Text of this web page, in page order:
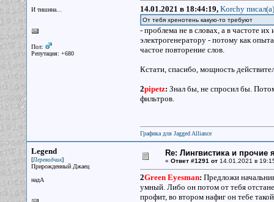
И тишина...
Пол:
Репутация: +680
14.01.2021 в 18:44:19, Korchy писал(a)
От тебя хренотень какую-то требуют
- проблема не в словах, а в частоте
электрогенератору - потому как
частое повторение слов.
Кстати, спасибо, мощность
2pipetz: Знал бы, не спросил бы.
фильтров.
Графика для Jagged Alliance
Legend
[Переводчик]
Прирожденный Джаец
надА
Re: Лингвистика и прочие
« Ответ #1291 от14.01.2021 в
2Green Eyesman: Предложи
умный. Либо он потом от тебя
профит, во втором нафиг он тебе